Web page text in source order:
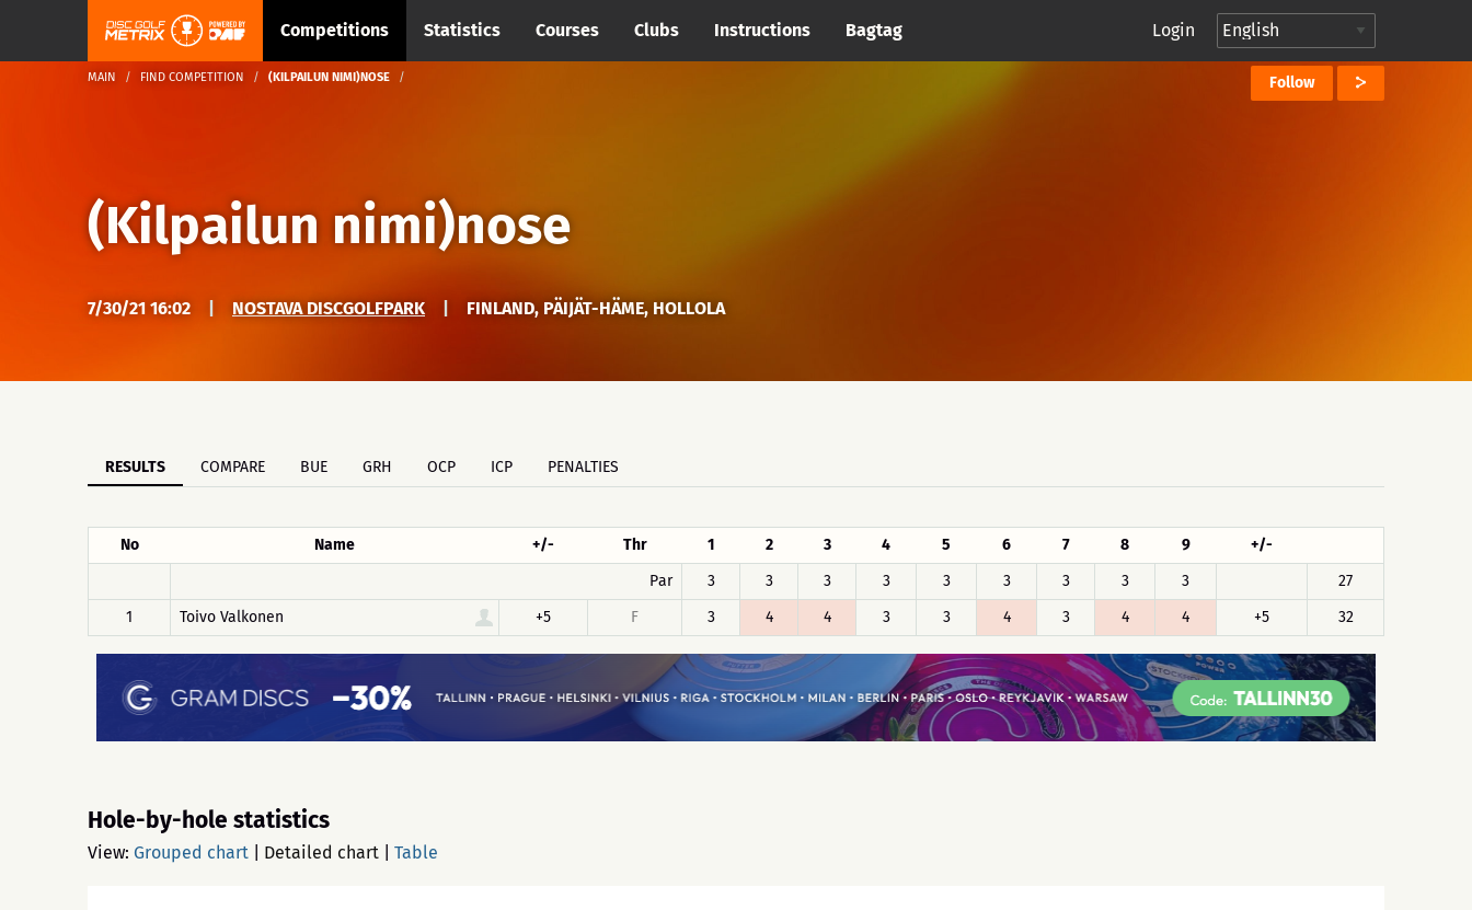
Competitions Statistics Courses Clubs Instructions Bagtag Login
MAIN FIND COMPETITION (KILPAILUN NIMI)NOSE Follow
(Kilpailun nimi)nose
7/30/21 16:02 NOSTAVA DISCGOLFPARK FINLAND, PÄIJÄT-HÄME, HOLLOLA
RESULTS COMPARE BUE GRH OCP ICP PENALTIES
No Name +/- Thr 1 2 3 4 5 6 7 8 9
+/-
Par
3 3 3 3 3 3 3 3 3
27
1
Toivo Valkonen +5 F 3 4 4 3 3 4 3 4 4 +5 32
Hole-by-hole statistics
View: Grouped chart Detailed chart Table